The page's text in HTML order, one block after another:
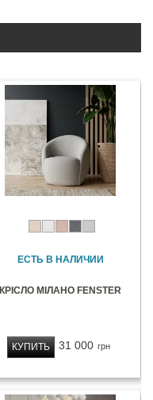
ЕСТЬ В НАЛИЧИИ
КРІСЛО МІЛАНО FENSTER
31 000 грн
КУПИТЬ